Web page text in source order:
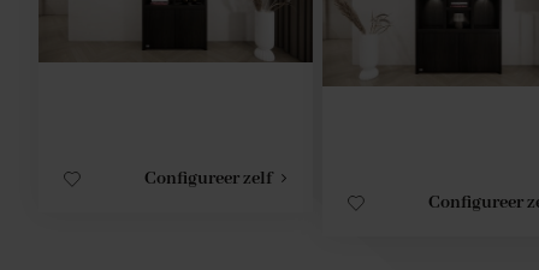
Configureer zelf
Configureer